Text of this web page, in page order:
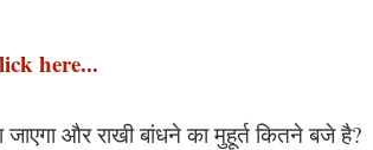
here...
और राखी बांधने का मुहूर्त कितने बजे है?